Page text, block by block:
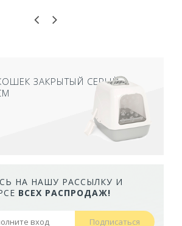
ЗАКРЫТЫЙ СЕРЫЙ
НА НАШУ РАССЫЛКУ И
ВСЕХ РАСПРОДАЖ!
Подписаться